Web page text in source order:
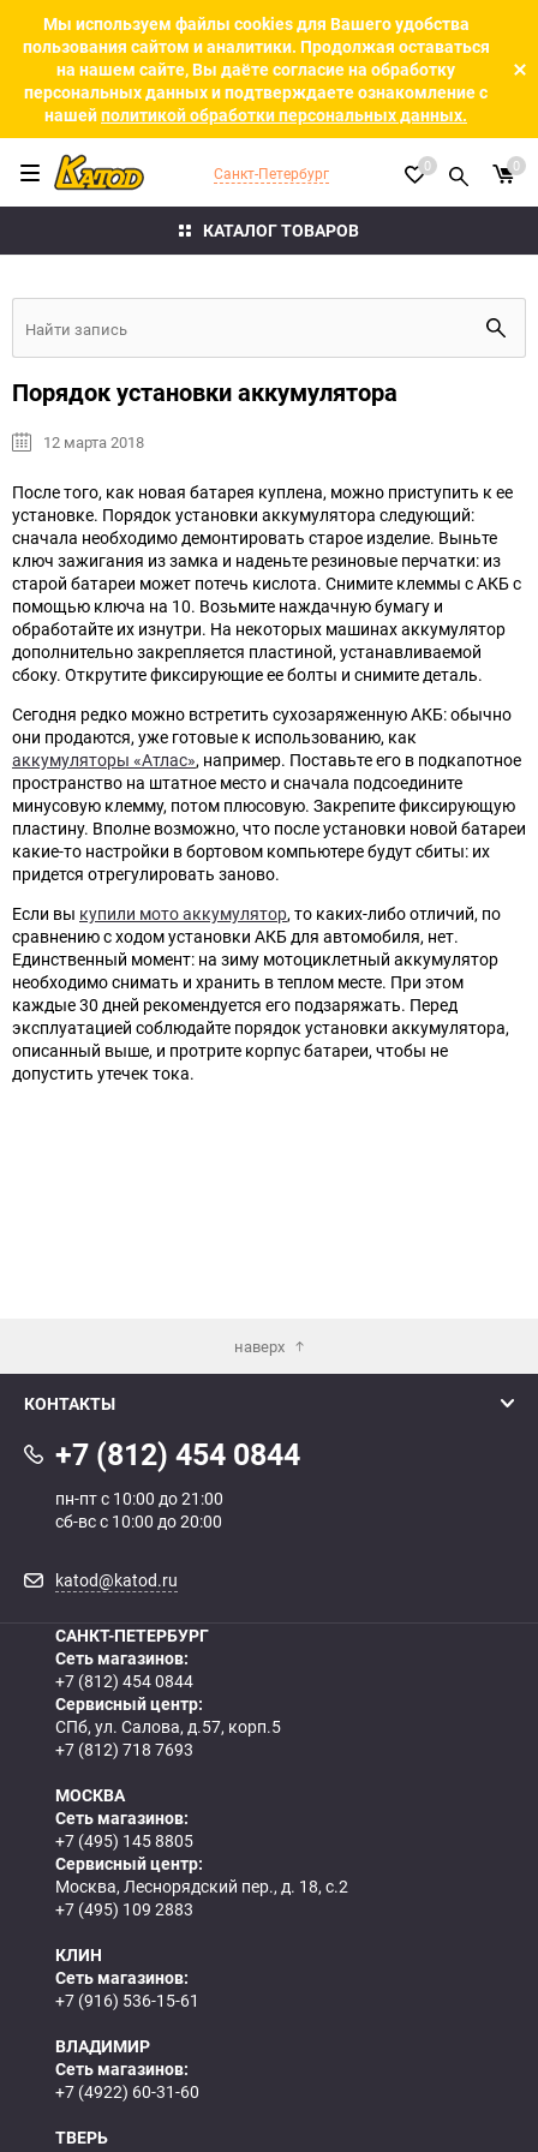
Мы используем файлы cookies для Вашего удобства
пользования сайтом и аналитики. Продолжая оставаться
на нашем сайте, Вы даёте согласие на обработку
персональных данных и подтверждаете ознакомление с
нашейполитикой обработки персональных данных.
КАТАЛОГ ТОВАРОВ
Санкт-Петербург 0 0
Порядок установки аккумулятора
12 марта 2018
После того, как новая батарея куплена, можно приступить к ее
установке. Порядок установки аккумулятора следующий:
сначала необходимо демонтировать старое изделие. Выньте
ключ зажигания из замка и наденьте резиновые перчатки: из
старой батареи может потечь кислота. Снимите клеммы с АКБ с
помощью ключа на 10. Возьмите наждачную бумагу и
обработайте их изнутри. На некоторых машинах аккумулятор
дополнительно закрепляется пластиной, устанавливаемой
сбоку. Открутите фиксирующие ее болты и снимите деталь.
Сегодня редко можно встретить сухозаряженную АКБ: обычно
они продаются, уже готовые к использованию, как
аккумуляторы «Атлас», например. Поставьте его в подкапотное
пространство на штатное место и сначала подсоедините
минусовую клемму, потом плюсовую. Закрепите фиксирующую
пластину. Вполне возможно, что после установки новой батареи
какие-то настройки в бортовом компьютере будут сбиты: их
придется отрегулировать заново.
Если вы купили мото аккумулятор, то каких-либо отличий, по
сравнению с ходом установки АКБ для автомобиля, нет.
Единственный момент: на зиму мотоциклетный аккумулятор
необходимо снимать и хранить в теплом месте. При этом
каждые 30 дней рекомендуется его подзаряжать. Перед
эксплуатацией соблюдайте порядок установки аккумулятора,
описанный выше, и протрите корпус батареи, чтобы не
допустить утечек тока.
наверх
КОНТАКТЫ
+7 (812) 454 0844
пн-пт с 10:00 до 21:00
сб-вс с 10:00 до 20:00
katod@katod.ru
САНКТ-ПЕТЕРБУРГ
Сеть магазинов:
+7 (812) 454 0844
Сервисный центр:
СПб, ул. Салова, д.57, корп.5
+7 (812) 718 7693
МОСКВА
Сеть магазинов:
+7 (495) 145 8805
Сервисный центр:
Москва, Леснорядский пер., д. 18, с.2
+7 (495) 109 2883
КЛИН
Сеть магазинов:
+7 (916) 536-15-61
ВЛАДИМИР
Сеть магазинов:
+7 (4922) 60-31-60
ТВЕРЬ